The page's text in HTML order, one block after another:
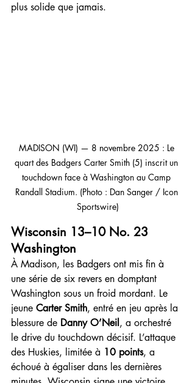
plus solide que jamais.
MADISON (WI) — 8 novembre 2025 : Le
quart des Badgers Carter Smith (5) inscrit un
touchdown face à Washington au Camp
Randall Stadium. (Photo : Dan Sanger / Icon
Sportswire)
Wisconsin 13–10 No. 23
Washington
À Madison, les Badgers ont mis fin à
une série de six revers en domptant
Washington sous un froid mordant. Le
jeune Carter Smith, entré en jeu après la
blessure de Danny O’Neil, a orchestré
le drive du touchdown décisif. L’attaque
des Huskies, limitée à 10 points, a
échoué à égaliser dans les dernières